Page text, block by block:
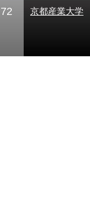
72 京都産業大学